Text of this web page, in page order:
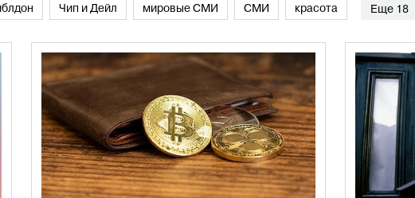
Чип и Дейл мировые СМИ СМИ красота Еще 18